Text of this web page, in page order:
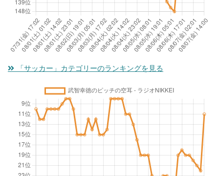
「サッカー」カテゴリーのランキングを見る